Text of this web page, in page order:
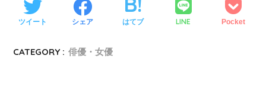
ツイート シェア はてブ LINE Pocket
CATEGORY : 俳優・女優